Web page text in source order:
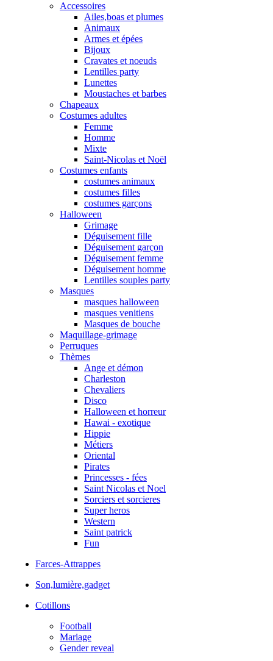
Accessoires
Ailes,boas et plumes
Animaux
Armes et épées
Bijoux
Cravates et noeuds
Lentilles party
Lunettes
Moustaches et barbes
Chapeaux
Costumes adultes
Femme
Homme
Mixte
Saint-Nicolas et Noël
Costumes enfants
costumes animaux
costumes filles
costumes garçons
Halloween
Grimage
Déguisement fille
Déguisement garçon
Déguisement femme
Déguisement homme
Lentilles souples party
Masques
masques halloween
masques venitiens
Masques de bouche
Maquillage-grimage
Perruques
Thèmes
Ange et démon
Charleston
Chevaliers
Disco
Halloween et horreur
Hawai - exotique
Hippie
Métiers
Oriental
Pirates
Princesses - fées
Saint Nicolas et Noel
Sorciers et sorcieres
Super heros
Western
Saint patrick
Fun
Farces-Attrappes
Son,lumière,gadget
Cotillons
Football
Mariage
Gender reveal